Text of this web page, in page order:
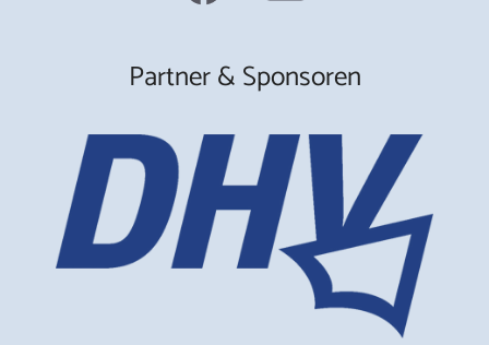
Partner & Sponsoren